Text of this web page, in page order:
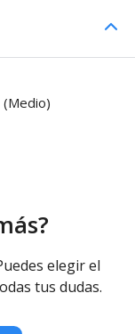
elegir el
tus dudas.